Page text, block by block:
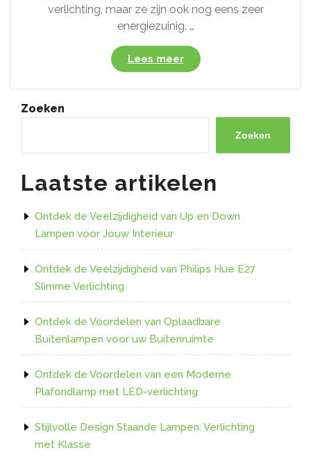
verlichting, maar ze zijn ook nog eens zeer
energiezuinig. …
Lees meer“Bespaar
energie
en
met
GU10-
Zoeken
Zoeken
Laatste artikelen
Ontdek de Veelzijdigheid van Up en Down
Lampen voor Jouw Interieur
Ontdek de Veelzijdigheid van Philips Hue E27
Slimme Verlichting
Ontdek de Voordelen van Oplaadbare
Buitenlampen voor uw Buitenruimte
Ontdek de Voordelen van een Moderne
Plafondlamp met LED-verlichting
Stijlvolle Design Staande Lampen: Verlichting
met Klasse